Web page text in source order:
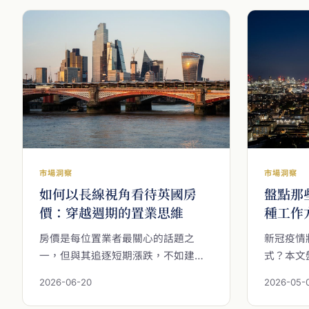
得稅（2025/26 稅率已驗證），以及
選購倫敦新建案時最關鍵的 4 個決策
維度，協助您從容規劃。
海外按揭
得性、租
及持有成
析框架，
目標的決
仕在倫敦
市場的
市場洞察
如何以長線視角看待英國房
價：穿越週期的置業思維
房價是每位置業者最關心的話題之
一，但與其追逐短期漲跌，不如建立
2026-06-20
市場洞察
盤點那
種工作
新冠疫情
式？本文
2026-05-